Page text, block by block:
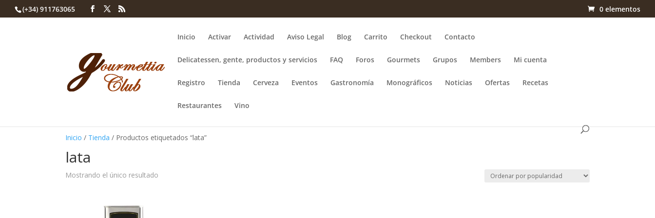
(+34) 911763065 0 elementos
Inicio Activar Actividad Aviso Legal Blog Carrito Checkout Contacto
Delicatessen, gente, productos y servicios FAQ Foros Gourmets Grupos Members Mi cuenta
Registro Tienda Cerveza Eventos Gastronomía Monográficos Noticias Ofertas Recetas
Restaurantes Vino
Inicio / Tienda / Productos etiquetados “lata”
lata
Mostrando el único resultado